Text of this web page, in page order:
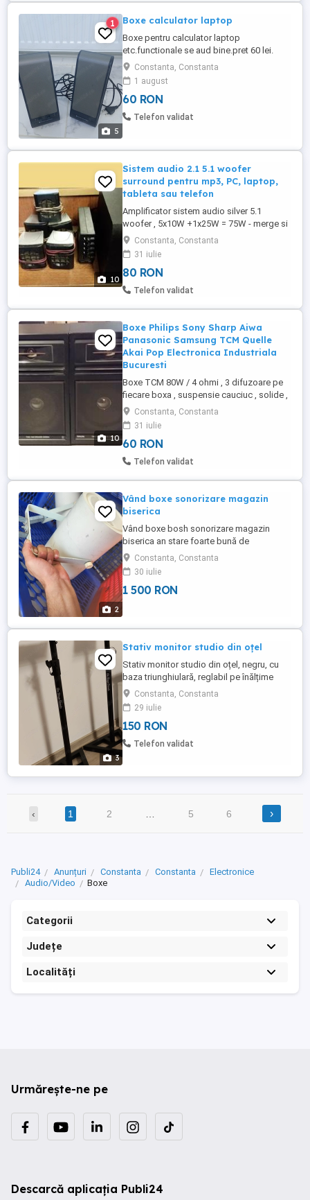
5
1 Boxe calculator laptop
Boxe pentru calculator laptop
etc.functionale se aud bine.pret 60 lei.
Constanta, Constanta
1 august
60 RON
Telefon validat
10
Sistem audio 2.1 5.1 woofer
surround pentru mp3, PC, laptop,
tableta sau telefon
Amplificator sistem audio silver 5.1
woofer , 5x10W +1x25W = 75W - merge si
la 12 V pe masina (de la bricheta) si la
220V , are intrare pentru mp3 de pe telefon
- ideal iarba verde , gratare , se poate
cupla si pe alti sateliti / alt woofer 80 RON
Amplificator sistem audio black 5.1 ,
Constanta, Constanta
31 iulie
80 RON
Telefon validat
10
Boxe Philips Sony Sharp Aiwa
Panasonic Samsung TCM Quelle
Akai Pop Electronica Industriala
Bucuresti
Boxe TCM 80W / 4 ohmi , 3 difuzoare pe
fiecare boxa , suspensie cauciuc , solide ,
grele , se aud super bine 80 RON Boxe
Sharp CP-520 4 ohms / 40 W , sunet
complet , bass 100 RON Boxe Philips 70
FB 363 / OOR Made in Belgium 2 cai 8 ohm
, se aud foarte bine , bass-ul mare 17 cm
Constanta, Constanta
31 iulie
60 RON
Telefon validat
2
Vând boxe sonorizare magazin
biserica
Vând boxe bosh sonorizare magazin
biserica an stare foarte bună de
funcționare sun 8 bucăți detali an privat
Constanta, Constanta
30 iulie
1 500 RON
3
Stativ monitor studio din oțel
Stativ monitor studio din oțel, negru, cu
baza triunghiulară, reglabil pe înălțime
Prețul este pe bucata
Constanta, Constanta
29 iulie
150 RON
Telefon validat
‹ 1 2 5 6 ›
Publi24 Anunțuri Constanta Constanta
Electronice
Audio/Video
Boxe
Categorii
Județe
Localități
Urmărește-ne pe
Descarcă aplicația Publi24